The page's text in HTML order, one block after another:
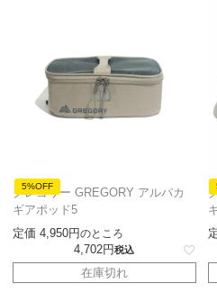
5%OFF
グレゴリー GREGORY アルパカ
ギアポッド5
定価 4,950 のところ
4,702 税込
在庫切れ